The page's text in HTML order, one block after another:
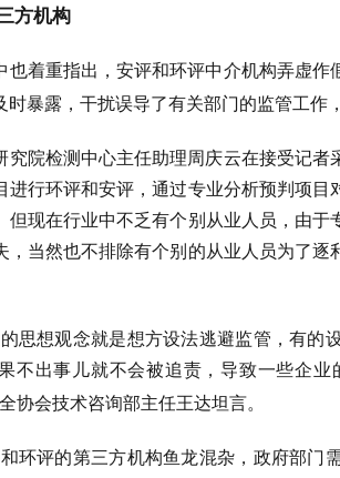
方机构
也着重指出，安评和环评中介机构弄虚
时暴露，干扰误导了有关部门的监管工作
究院检测中心主任助理周庆云在接受记
进行环评和安评，通过专业分析预判项
但现在行业中不乏有个别从业人员，由
，当然也不排除有个别的从业人员为了
思想观念就是想方设法逃避监管，有的
不出事儿就不会被追责，导致一些企
协会技术咨询部主任王达坦言。
环评的第三方机构鱼龙混杂，政府部门